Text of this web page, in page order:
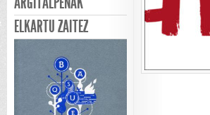
ELKARTU ZAITEZ